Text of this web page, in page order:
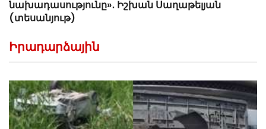
նախադասությունը»․ Իշխան Սաղաթելյան
(տեսանյութ)
Իրադարձային